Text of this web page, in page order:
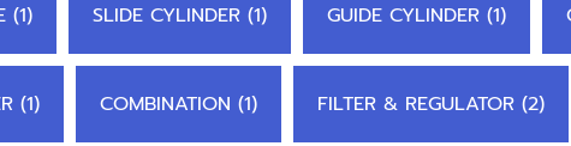
(1) SLIDE CYLINDER (1) GUIDE CYLINDER (1)
(1) COMBINATION (1) FILTER & REGULATOR (2)